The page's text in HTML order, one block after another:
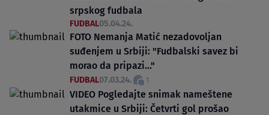
srpskog fudbala
FUDBAL05.04.24.
FOTO Nemanja Matić nezadovoljan
suđenjem u Srbiji: "Fudbalski savez bi
morao da pripazi..."
FUDBAL07.03.24. 1
VIDEO Pogledajte snimak nameštene
utakmice u Srbiji: Četvrti gol prošao